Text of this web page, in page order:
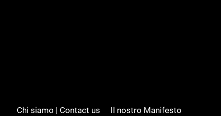
Chi siamo | Contact us
Il nostro Manifesto